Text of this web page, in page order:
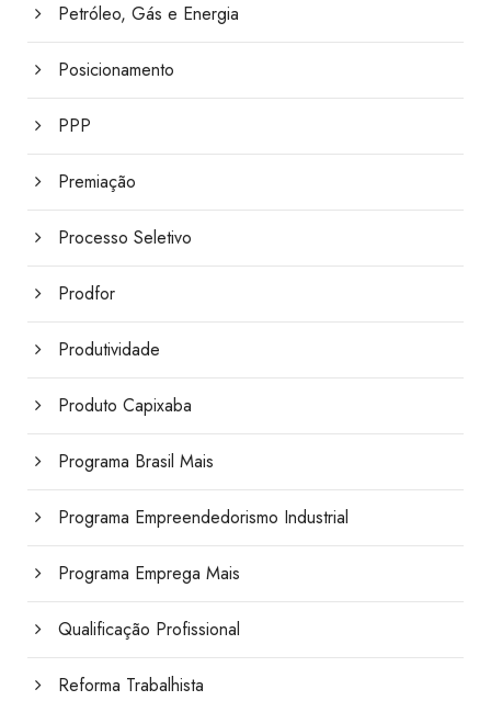
Petróleo, Gás e Energia
Posicionamento
PPP
Premiação
Processo Seletivo
Prodfor
Produtividade
Produto Capixaba
Programa Brasil Mais
Programa Empreendedorismo Industrial
Programa Emprega Mais
Qualificação Profissional
Reforma Trabalhista